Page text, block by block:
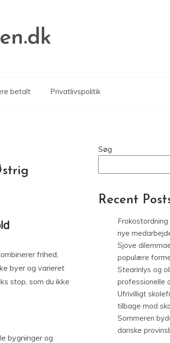
betalt Privatlivspolitik
frihed,
byer og varieret
stop, som du ikke
bygninger og
Søg
Recent
nye
Sjove
populære
Stearinlys og
professionelle
Ufrivilligt
tilbage mod
Sommeren
danske